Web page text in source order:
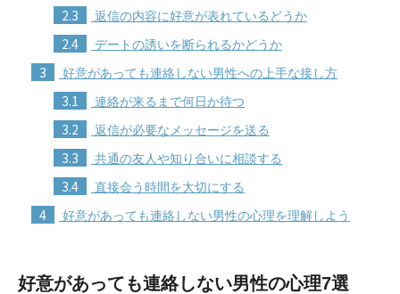
2.3 返信の内容に好意が表れているどうか
2.4 デートの誘いを断られるかどうか
3 好意があっても連絡しない男性への上手な接し方
3.1 連絡が来るまで何日か待つ
3.2 返信が必要なメッセージを送る
3.3 共通の友人や知り合いに相談する
3.4 直接会う時間を大切にする
4 好意があっても連絡しない男性の心理を理解しよう
好意があっても連絡しない男性の心理7選